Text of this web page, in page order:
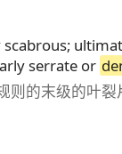
scabrous;
serrate or
则的末级的叶